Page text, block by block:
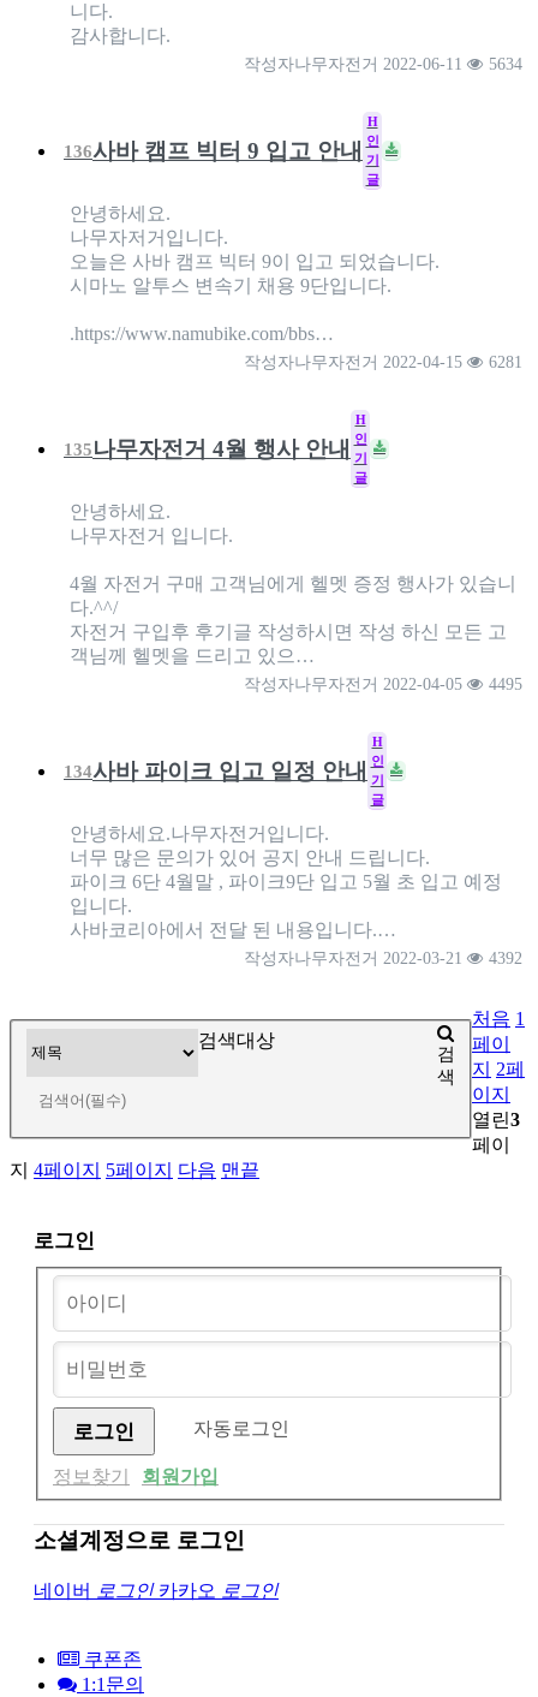
니다.
감사합니다.
작성자나무자전거 2022-06-11 5634
136사바 캠프 빅터 9 입고 안내
H
인
기
글
안녕하세요.
나무자저거입니다.
오늘은 사바 캠프 빅터 9이 입고 되었습니다.
시마노 알투스 변속기 채용 9단입니다.
.https://www.namubike.com/bbs…
작성자나무자전거 2022-04-15 6281
135나무자전거 4월 행사 안내
H
인
기
글
안녕하세요.
나무자전거 입니다.
4월 자전거 구매 고객님에게 헬멧 증정 행사가 있습니
다.^^/
자전거 구입후 후기글 작성하시면 작성 하신 모든 고
객님께 헬멧을 드리고 있으…
작성자나무자전거 2022-04-05 4495
134사바 파이크 입고 일정 안내
H
인
기
글
안녕하세요.나무자전거입니다.
너무 많은 문의가 있어 공지 안내 드립니다.
파이크 6단 4월말 , 파이크9단 입고 5월 초 입고 예정
입니다.
사바코리아에서 전달 된 내용입니다.…
작성자나무자전거 2022-03-21 4392
검색대상
검
색
처음 1
페이
지
2페
이지
열린3
페이
지 4페이지 5페이지 다음 맨끝
로그인
자동로그인
정보찾기 회원가입
소셜계정으로 로그인
네이버 로그인 카카오 로그인
쿠폰존
1:1문의